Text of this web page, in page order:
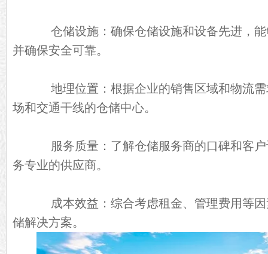
仓储设施：确保仓储设施和设备先进，能
并确保安全可靠。
地理位置：根据企业的销售区域和物流需
场和交通干线的仓储中心。
服务质量：了解仓储服务商的口碑和客户
务专业的供应商。
成本效益：综合考虑租金、管理费用等因
储解决方案。